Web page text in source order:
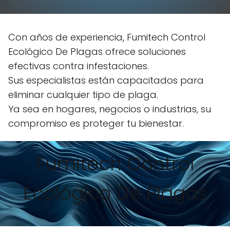
Con años de experiencia, Fumitech Control
Ecológico De Plagas ofrece soluciones
efectivas contra infestaciones.
Sus especialistas están capacitados para
eliminar cualquier tipo de plaga.
Ya sea en hogares, negocios o industrias, su
compromiso es proteger tu bienestar.
Fumitech Control
Ecológico De Plagas